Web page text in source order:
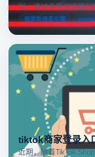
拟，通过多开浏览器
跨境电商本土化运营。
俄罗斯搜索引擎
tiktok商家登录入
近期，随着TikTok